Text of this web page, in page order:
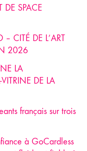
DE SPACE
CITÉ DE L’ART
2026
LA
DE LA
français sur trois
à GoCardless